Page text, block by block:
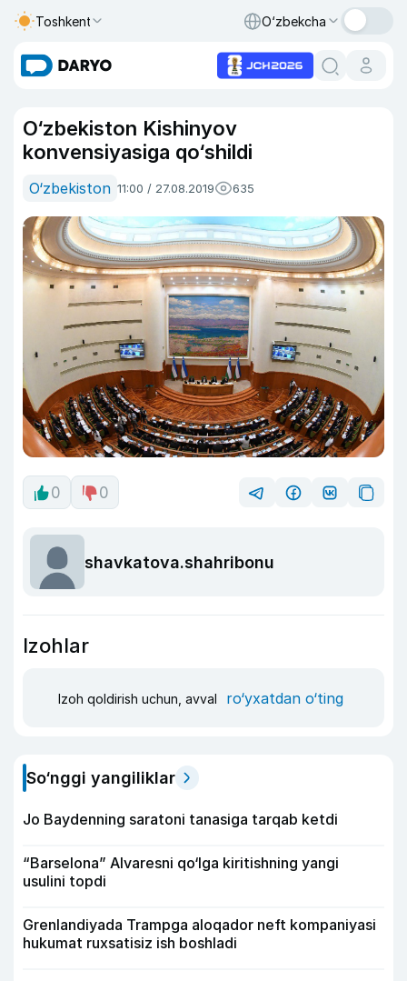
Toshkent O‘zbekcha
O‘zbekiston Kishinyov
konvensiyasiga qo‘shildi
O‘zbekiston 11:00 / 27.08.2019 635
0 0
shavkatova.shahribonu
Izohlar
Izoh qoldirish uchun, avval ro‘yxatdan o‘ting
So‘nggi yangiliklar
Jo Baydenning saratoni tanasiga tarqab ketdi
“Barselona” Alvaresni qo‘lga kiritishning yangi
usulini topdi
Grenlandiyada Trampga aloqador neft kompaniyasi
hukumat ruxsatisiz ish boshladi